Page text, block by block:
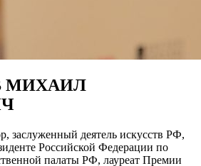
МИХАИЛ
заслуженный деятель искусств РФ,
Российской Федерации по
палаты РФ, лауреат Премии